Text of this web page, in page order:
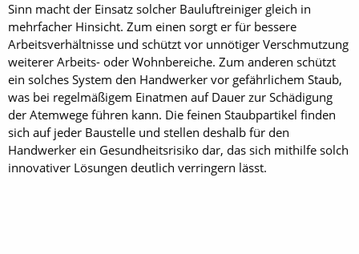
Sinn macht der Einsatz solcher Bauluftreiniger gleich in
mehrfacher Hinsicht. Zum einen sorgt er für bessere
Arbeitsverhältnisse und schützt vor unnötiger Verschmutzung
weiterer Arbeits- oder Wohnbereiche. Zum anderen schützt
ein solches System den Handwerker vor gefährlichem Staub,
was bei regelmäßigem Einatmen auf Dauer zur Schädigung
der Atemwege führen kann. Die feinen Staubpartikel finden
sich auf jeder Baustelle und stellen deshalb für den
Handwerker ein Gesundheitsrisiko dar, das sich mithilfe solch
innovativer Lösungen deutlich verringern lässt.